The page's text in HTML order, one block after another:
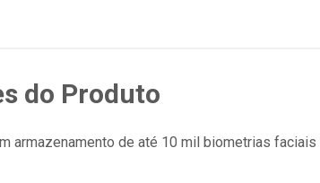
do Produto
armazenamento de até 10 mil biometrias faciais